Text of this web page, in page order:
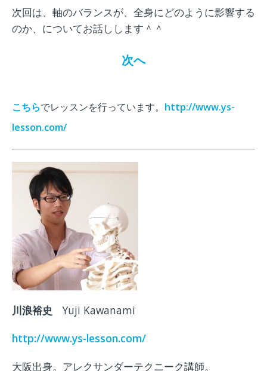
次回は、軸のバランスが、全身にどのように影響する
のか、についてお話しします＾＾
次へ
こちらでレッスンを行っています。 http://www.ys-
lesson.com/
川浪裕史
Yuji Kawanami
http://www.ys-lesson.com/
大阪出身。アレクサンダーテクニーク講師。